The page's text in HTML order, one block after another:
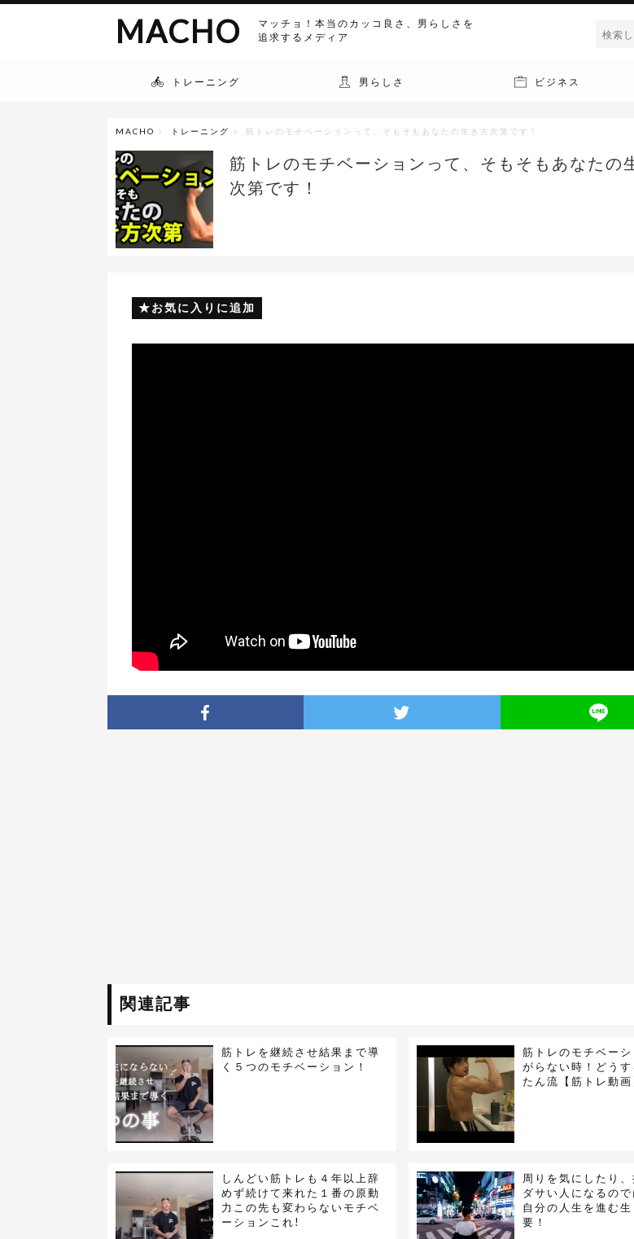
マッチョ！本当のカッコ良さ、男らしさを
追求するメディア
MACHO
トレーニング 男らしさ ビジネス
MACHO > トレーニング > 筋トレのモチベーションって、そもそもあなたの生き方次第です！
筋トレのモチベーションって、そもそもあなたの
次第です！
お気に入りに追加
関連記事
筋トレを継続させ結果まで導
く５つのモチベーション！
筋トレのモチベー
がらない時！どうす
たん流【筋トレ動画
しんどい筋トレも４年以上辞
めず続けて来れた１番の原動
力この先も変わらないモチベ
ーションこれ!
周りを気にしたり、
ダサい人になるので
自分の人生を進む
要！